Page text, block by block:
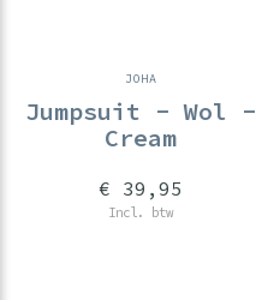
JOHA
Jumpsuit - Wol -
Cream
€ 39,95
Incl. btw